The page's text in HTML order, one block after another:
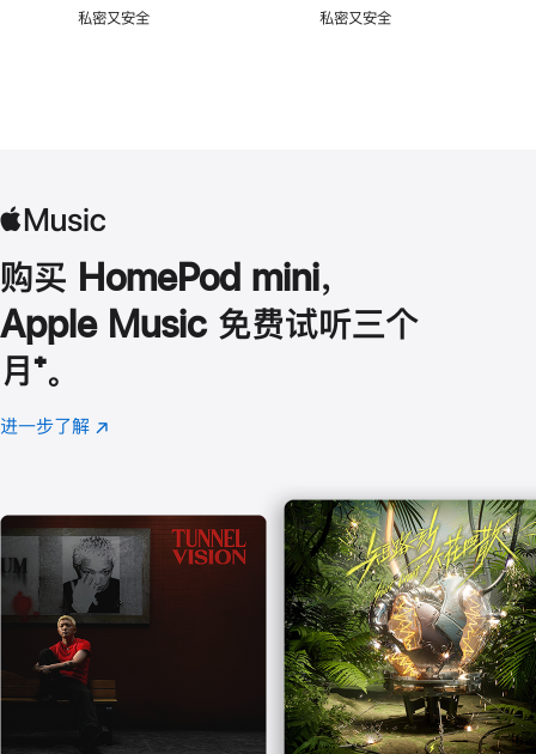
私密又安全 私密又安全
购买 HomePod mini，
Apple Music 免费试听三个
月 脚
注
⁺。
进一步了解 Apple
(在
口
中
打
开)